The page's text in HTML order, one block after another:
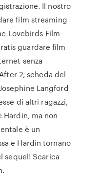
Il nostro
film streaming
Lovebirds Film
guardare film
senza
2, scheda del
Langford
di altri ragazzi,
ma non
è un
e Hardin tornano
sequel! Scarica